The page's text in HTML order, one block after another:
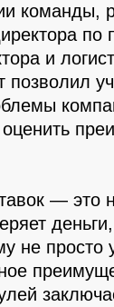
команды,
по
и
— это
не